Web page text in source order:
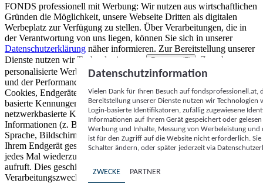
FONDS professionell mit Werbung: Wir nutzen aus wirtschaftlichen
Gründen die Möglichkeit, unsere Webseite Dritten als digitalen
Werbeplatz zur Verfügung zu stellen. Über Verarbeitungen, die in
der Verantwortung von uns liegen, können Sie sich in unserer
Datenschutzerklärung näher informieren. Zur Bereitstellung unserer
Dienste nutzen wir Technologien von
Partnern (5)
. Zwecke:
personalisierte Werbung und Inhalte, Messung von Werbeleistung
und der Performance von Inhalten sowie Zielgruppenforschung.
Cookies, Endgeräte- oder ähnliche Online-Kennungen (z. B. login-
basierte Kennungen, zufällig generierte Kennungen,
netzwerkbasierte Kennungen) können zusammen mit anderen
Informationen (z. B. Browsertyp und Browserinformationen,
Sprache, Bildschirmgröße, unterstützte Technologien usw.) auf
Ihrem Endgerät gespeichert oder von dort ausgelesen werden, um es
jedes Mal wiederzuerkennen, wenn es eine App oder einer Webseite
aufruft. Dies geschieht für einen oder mehrere der hier aufgeführten
Verarbeitungszwecke.
Datenschutzinformation
Vielen Dank für Ihren Besuch auf
Bereitstellung unserer Dienste nutzen wir Technologien
Login-basierte Identifikatoren, zufällig zugewiesene
Informationen auf Ihrem Gerät gespeichert oder
Werbung und Inhalte, Messung von Werbeleistung
ist für den Zugriff auf die Website nicht erforderlich.
Schalter ändern, oder später jederzeit via
ZWECKE PARTNER